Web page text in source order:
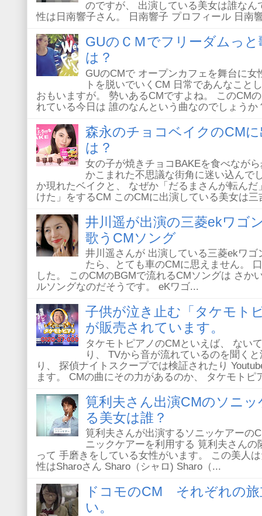
のですが、 出演している美女は誰な
性は日南響子さん。 日南響子 プロフィール 日南
GUのＣＭでフリーダムっ
は？
GUのCMで オープンカフェを舞台に
トを脱いでいくCM 日常であんなこと
おもいますが。 勢いあるCMですよね。 このCM
れている今日は 誰のなんという曲なのでしょうか
森永のチョコベイクのCM
は？
女の子が焼きチョコBAKEを食べなが
かこまれた不思議な街角に迷い込んで
か現れたベイクと、 なぜか「だるまさんが転ん
けた」をするCM このCMに出演している美女は三
井川遥が出演の三菱ekワゴ
歌うCMソング
井川遥さんが 出演している三菱ekワ
たら、とても車のCMに思えません。
した。 このCMのBGMで流れるCMソングは さか
ルソングなのだそうです。 eKワゴ...
子供が泣き止む「タケモト
が販売されています。
タケモトピアノのCMといえば、 ない
り、 TVから音が流れているのを聞く
り、 探偵ナイトスクープでは検証されたり
ます。 CMの曲にその力があるのか、 タケモトピ
筧利夫さん出演CMのソニ
る美女は誰？
筧利夫さんが出演するソニッケアーの
ニックケアーを利用する 筧利夫さん
って 手磨きをしている女性がいます。 この美人
性はSharoさん Sharo（シャロ) Sharo（...
ドコモのCM それぞれの
い。